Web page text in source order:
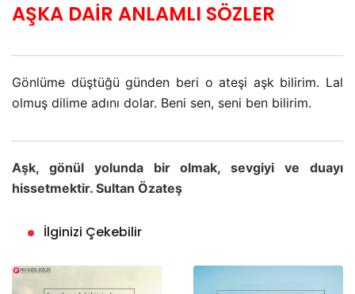
AŞKA DAİR ANLAMLI SÖZLER
Gönlüme düştüğü günden beri o ateşi aşk bilirim. Lal
olmuş dilime adını dolar. Beni sen, seni ben bilirim.
Aşk, gönül yolunda bir olmak, sevgiyi ve duayı
hissetmektir. Sultan Özateş
İlginizi Çekebilir